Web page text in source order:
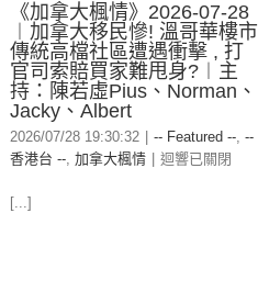
《加拿大楓情》2026-07-28
︱加拿大移民慘! 溫哥華樓市
傳統高檔社區遭遇衝擊 , 打
官司索賠買家難甩身?︱主
持：陳若虛Pius、Norman、
Jacky、Albert
2026/07/28 19:30:32 -- Featured --, --
香港台 --, 加拿大楓情 迴響已關閉
[...]